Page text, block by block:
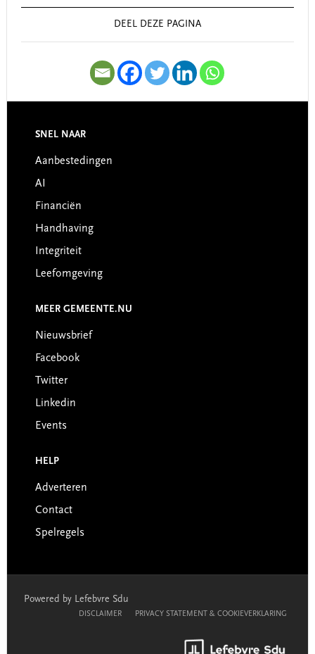
DEEL DEZE PAGINA
Footer
SNEL NAAR
Aanbestedingen
AI
Financiën
Handhaving
Integriteit
Leefomgeving
MEER GEMEENTE.NU
Nieuwsbrief
Facebook
Twitter
Linkedin
Events
HELP
Adverteren
Contact
Spelregels
Powered by Lefebvre Sdu
DISCLAIMER PRIVACY STATEMENT & COOKIEVERKLARING